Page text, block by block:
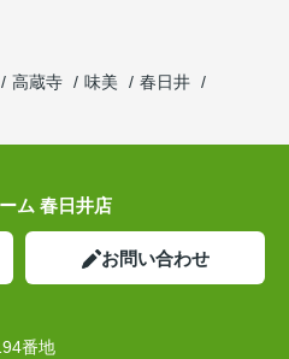
高蔵寺 味美
春日井
ム 春日井店
お問い合わせ
番地